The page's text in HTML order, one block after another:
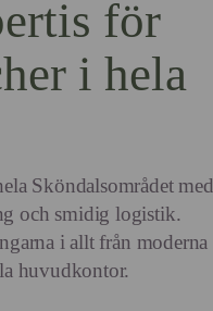
för
i hela
Sköndalsområdet med
och smidig logistik.
i allt från moderna
huvudkontor.